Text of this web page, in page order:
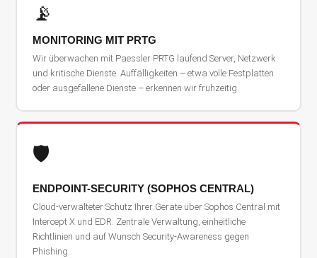
📡
MONITORING MIT PRTG
Wir überwachen mit Paessler PRTG laufend Server, Netzwerk
und kritische Dienste. Auffälligkeiten – etwa volle Festplatten
oder ausgefallene Dienste – erkennen wir frühzeitig.
🛡️
ENDPOINT-SECURITY (SOPHOS CENTRAL)
Cloud-verwalteter Schutz Ihrer Geräte über Sophos Central mit
Intercept X und EDR. Zentrale Verwaltung, einheitliche
Richtlinien und auf Wunsch Security-Awareness gegen
Phishing.